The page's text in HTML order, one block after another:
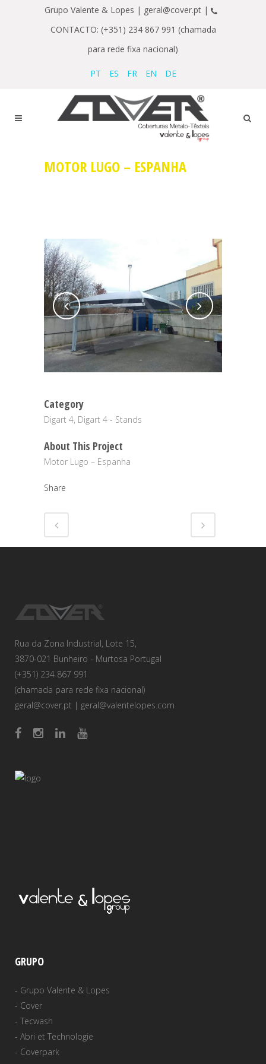
Grupo Valente & Lopes | geral@cover.pt |
CONTACTO: (+351) 234 867 991 (chamada
para rede fixa nacional)
PT ES FR EN DE
MOTOR LUGO – ESPANHA
Category
Digart 4, Digart 4 - Stands
About This Project
Motor Lugo – Espanha
Share
Rua da Zona Industrial, Lote 15,
3870-021 Bunheiro - Murtosa Portugal
(+351) 234 867 991
(chamada para rede fixa nacional)
geral@cover.pt | geral@valentelopes.com
GRUPO
- Grupo Valente & Lopes
- Cover
- Tecwash
- Abri et Technologie
- Coverpark